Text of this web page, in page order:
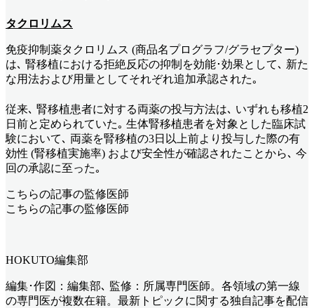
タクロリムス
免疫抑制薬タクロリムス (商品名プログラフ/グラセプター)
は､ 腎移植における拒絶反応の抑制を効能･効果として､ 新た
な用法および用量としてそれぞれ追加承認された｡
従来､ 腎移植患者に対する両薬の投与方法は､ いずれも移植2
日前と定められていた｡ 生体腎移植患者を対象とした臨床試
験において､ 両薬を腎移植の3日以上前より投与した際の有
効性 (腎移植実施率) および安全性が確認されたことから､ 今
回の承認に至った｡
こちらの記事の監修医師
こちらの記事の監修医師
HOKUTO編集部
編集･作図：編集部､ 監修：所属専門医師。各領域の第一線
の専門医が複数在籍。最新トピックに関する独自記事を配信